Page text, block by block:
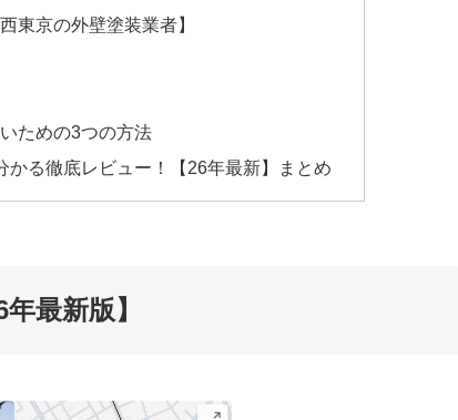
東京の外壁塗装業者】
ための3つの方法
る徹底レビュー！【26年最新】まとめ
最新版】